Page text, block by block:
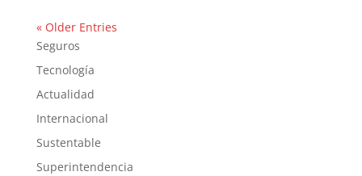
« Older Entries
Seguros
Tecnología
Actualidad
Internacional
Sustentable
Superintendencia